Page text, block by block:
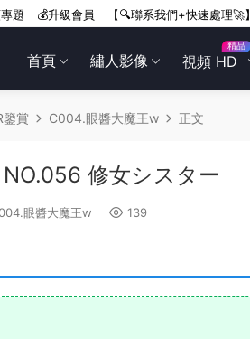
首頁 繡人影像 視頻 HD
精品
題 💰升級會員 【🔍聯系我們+快速處理🚀】
鑒賞 C004.眼醬大魔王w 正文
修女シスター
眼醬大魔王w 139